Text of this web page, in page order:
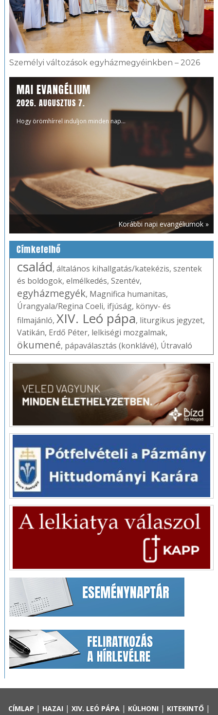
Személyi változások egyházmegyéinkben – 2026
MAI EVANGÉLIUM
2026. AUGUSZTUS 7.
Hogy örömhírrel induljon minden nap...
Korábbi napi evangéliumok »
Címkefelhő
család, általános kihallgatás/katekézis, szentek
és boldogok, elmélkedés, Szentév,
egyházmegyék, Magnifica humanitas,
Úrangyala/Regina Coeli, ifjúság, könyv- és
filmajánló, XIV. Leó pápa, liturgikus jegyzet,
Vatikán, Erdő Péter, lelkiségi mozgalmak,
ökumené, pápaválasztás (konklávé), Útravaló
CÍMLAP | HAZAI | XIV. LEÓ PÁPA| KÜLHONI | KITEKINTŐ|